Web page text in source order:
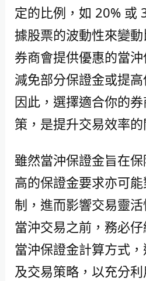
定的比例，如 20% 或
據股票的波動性來變
券商會提供優惠的當
減免部分保證金或提
因此，選擇適合你的
策，是提升交易效率的
雖然當沖保證金旨在
高的保證金要求亦可
制，進而影響交易靈
當沖交易之前，務必
當沖保證金計算方式
及交易策略，以充分